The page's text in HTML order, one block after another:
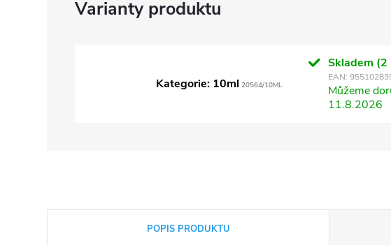
Kategorie: 10ml 20564/10ML
Skladem (2
EAN:
Můžeme
11.8.2026
POPIS PRODUKTU